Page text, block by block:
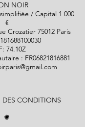
NOIR
/ Capital 1 000
€
Crozatier 75012 Paris
74.10Z
: FR06821816881
DES CONDITIONS
✺